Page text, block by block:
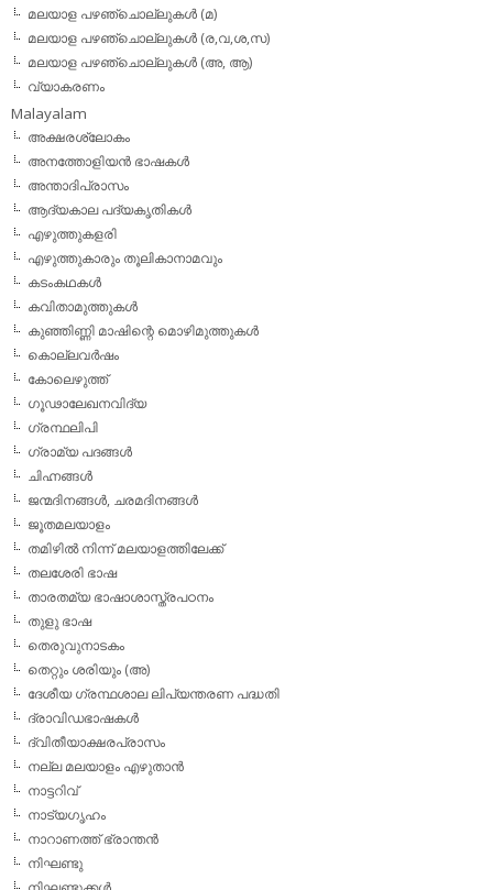
മലയാള പഴഞ്ചൊല്ലുകള്‍ (മ)
മലയാള പഴഞ്ചൊല്ലുകള്‍ (ര,വ,ശ,സ)
മലയാള പഴഞ്ചൊല്ലുകൾ (അ, ആ)
വ്യാകരണം
Malayalam
അക്ഷരശ്ലോകം
അനത്തോളിയന്‍ ഭാഷകള്‍
അന്താദിപ്രാസം
ആദ്യകാല പദ്യകൃതികള്‍
എഴുത്തുകളരി
എഴുത്തുകാരും തൂലികാനാമവും
കടംകഥകള്‍
കവിതാമുത്തുകള്‍
കുഞ്ഞിണ്ണി മാഷിന്റെ മൊഴിമുത്തുകള്‍
കൊല്ലവര്‍ഷം
കോലെഴുത്ത്
ഗൂഢാലേഖനവിദ്യ
ഗ്രന്ഥലിപി
ഗ്രാമ്യ പദങ്ങള്‍
ചിഹ്നങ്ങള്‍
ജന്മദിനങ്ങള്‍, ചരമദിനങ്ങള്‍
ജൂതമലയാളം
തമിഴില്‍ നിന്ന് മലയാളത്തിലേക്ക്
തലശേരി ഭാഷ
താരതമ്യ ഭാഷാശാസ്ത്രപഠനം
തുളു ഭാഷ
തെരുവുനാടകം
തെറ്റും ശരിയും (അ)
ദേശീയ ഗ്രന്ഥശാല ലിപ്യന്തരണ പദ്ധതി
ദ്രാവിഡഭാഷകള്‍
ദ്വിതീയാക്ഷരപ്രാസം
നല്ല മലയാളം എഴുതാന്‍
നാട്ടറിവ്
നാട്യഗൃഹം
നാറാണത്ത് ഭ്രാന്തന്‍
നിഘണ്ടു